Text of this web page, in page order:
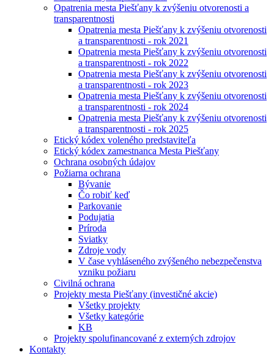
Opatrenia mesta Piešťany k zvýšeniu otvorenosti a
transparentnosti
Opatrenia mesta Piešťany k zvýšeniu otvorenosti
a transparentnosti - rok 2021
Opatrenia mesta Piešťany k zvýšeniu otvorenosti
a transparentnosti - rok 2022
Opatrenia mesta Piešťany k zvýšeniu otvorenosti
a transparentnosti - rok 2023
Opatrenia mesta Piešťany k zvýšeniu otvorenosti
a transparentnosti - rok 2024
Opatrenia mesta Piešťany k zvýšeniu otvorenosti
a transparentnosti - rok 2025
Etický kódex voleného predstaviteľa
Etický kódex zamestnanca Mesta Piešťany
Ochrana osobných údajov
Požiarna ochrana
Bývanie
Čo robiť keď
Parkovanie
Podujatia
Príroda
Sviatky
Zdroje vody
V čase vyhláseného zvýšeného nebezpečenstva
vzniku požiaru
Civilná ochrana
Projekty mesta Piešťany (investičné akcie)
Všetky projekty
Všetky kategórie
KB
Projekty spolufinancované z externých zdrojov
Kontakty